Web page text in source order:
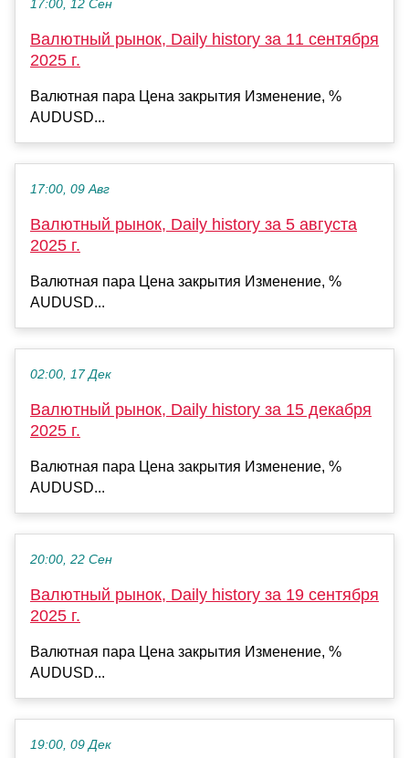
17:00, 12 Сен
Валютный рынок, Daily history за 11 сентября
2025 г.
Валютная пара Цена закрытия Изменение, %
AUDUSD...
17:00, 09 Авг
Валютный рынок, Daily history за 5 августа
2025 г.
Валютная пара Цена закрытия Изменение, %
AUDUSD...
02:00, 17 Дек
Валютный рынок, Daily history за 15 декабря
2025 г.
Валютная пара Цена закрытия Изменение, %
AUDUSD...
20:00, 22 Сен
Валютный рынок, Daily history за 19 сентября
2025 г.
Валютная пара Цена закрытия Изменение, %
AUDUSD...
19:00, 09 Дек